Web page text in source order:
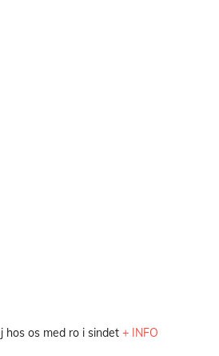
hos os med ro i sindet + INFO